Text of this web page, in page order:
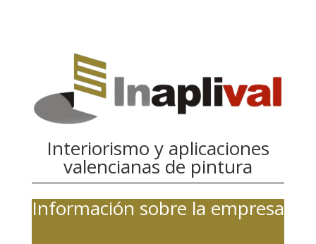
Interiorismo y aplicaciones
valencianas de pintura
Información sobre la empresa